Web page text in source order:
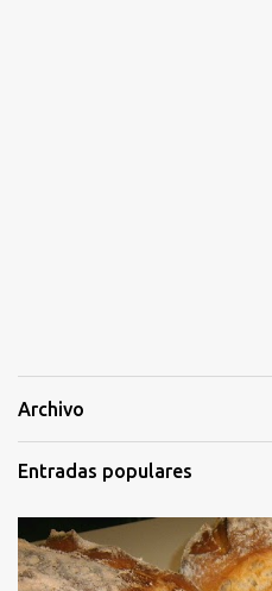
Archivo
Entradas populares